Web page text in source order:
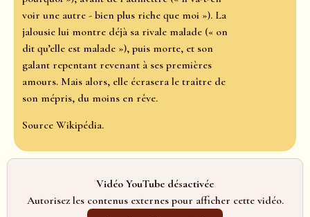
voir une autre - bien plus riche que moi »). La
jalousie lui montre déjà sa rivale malade (« on
dit qu’elle est malade »), puis morte, et son
galant repentant revenant à ses premières
amours. Mais alors, elle écrasera le traître de
son mépris, du moins en rêve.
Source Wikipédia.
Vidéo YouTube désactivée
Autorisez les contenus externes pour afficher cette vidéo.